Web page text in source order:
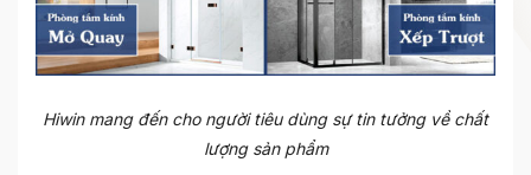
Hiwin mang đến cho người tiêu dùng sự tin tưởng về chất
lượng sản phẩm